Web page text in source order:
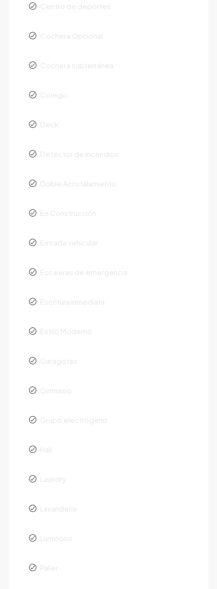
Centro de deportes
Cochera Opcional
Cochera subterránea
Colegio
Deck
Detector de Incendios
Doble Acristalamiento
En Construcción
Entrada vehicular
Escaleras de emergencia
Escritura Inmediata
Estilo Moderno
Garagistas
Gimnasio
Grupo electrógeno
Hall
Laundry
Lavandería
Luminoso
Palier